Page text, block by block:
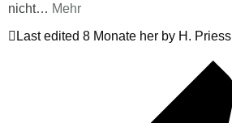
nicht… Mehr
Last edited 8 Monate her by H. Priess